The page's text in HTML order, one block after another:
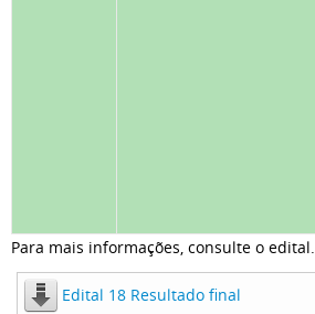
Para mais informações, consulte o edital.
Edital 18 Resultado final